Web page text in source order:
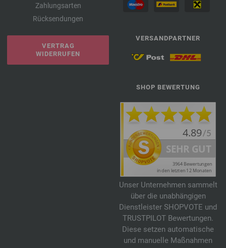
Zahlungsarten
Rücksendungen
VERTRAG
WIDERRUFEN
VERSANDPARTNER
SHOP BEWERTUNG
Unser Unternehmen sammelt
über die unabhängigen
Dienstleister SHOPVOTE und
TRUSTPILOT Bewertungen.
Diese setzen automatische
und manuelle Maßnahmen